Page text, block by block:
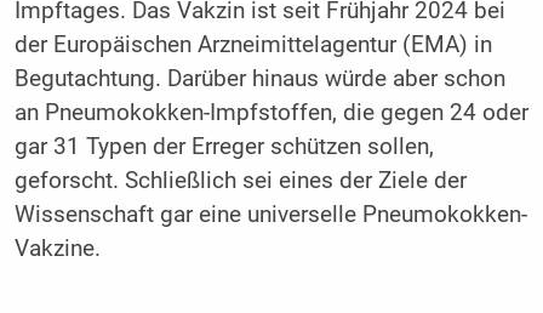
Impftages. Das Vakzin ist seit Frühjahr 2024 bei
der Europäischen Arzneimittelagentur (EMA) in
Begutachtung. Darüber hinaus würde aber schon
an Pneumokokken-Impfstoffen, die gegen 24 oder
gar 31 Typen der Erreger schützen sollen,
geforscht. Schließlich sei eines der Ziele der
Wissenschaft gar eine universelle Pneumokokken-
Vakzine.